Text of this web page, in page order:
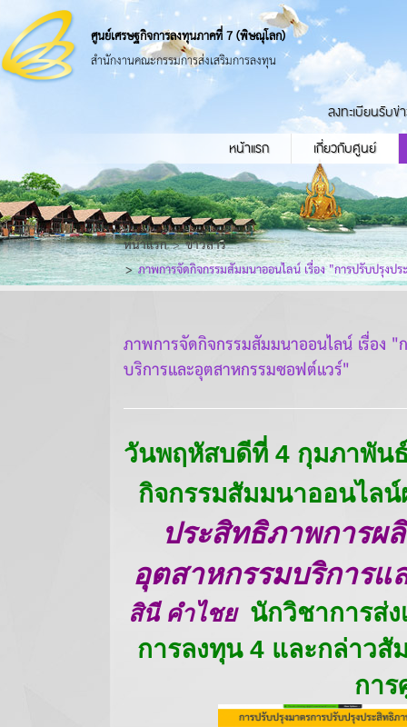
ศูนย์เศรษฐกิจการลงทุนภาคที่ 7 (พิษณุโลก)
สำนักงานคณะกรรมการส่งเสริมการลงทุน
ลงทะเบียนรับข่
หน้าแรก
เกี่ยวกับศูนย์
หน้าแรก ข่าวสาร
ภาพการจัดกิจกรรมสัมมนาออนไลน์ เรื่อง "การปรับปรุง
ภาพการจัดกิจกรรมสัมมนาออนไลน์ เรื่อง
บริการและอุตสาหกรรมซอฟต์แวร์"
วันพฤหัสบดีที่ 4 กุมภาพัน
กิจกรรมสัมมนาออนไ
ประสิทธิภาพการผ
อุตสาหกรรมบริการ
สินี คำไชย นักวิชาการส่
การลงทุน 4 และกล่าวสั
การ